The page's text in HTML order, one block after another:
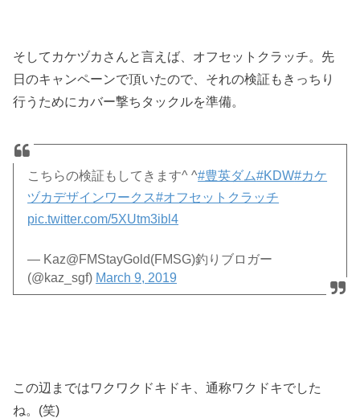
そしてカケヅカさんと言えば、オフセットクラッチ。先
日のキャンペーンで頂いたので、それの検証もきっちり
行うためにカバー撃ちタックルを準備。
こちらの検証もしてきます^ ^#豊英ダム#KDW#カケ
ヅカデザインワークス#オフセットクラッチ
pic.twitter.com/5XUtm3ibl4
— Kaz@FMStayGold(FMSG)釣りブロガー
(@kaz_sgf) March 9, 2019
この辺まではワクワクドキドキ、通称ワクドキでした
ね。(笑)